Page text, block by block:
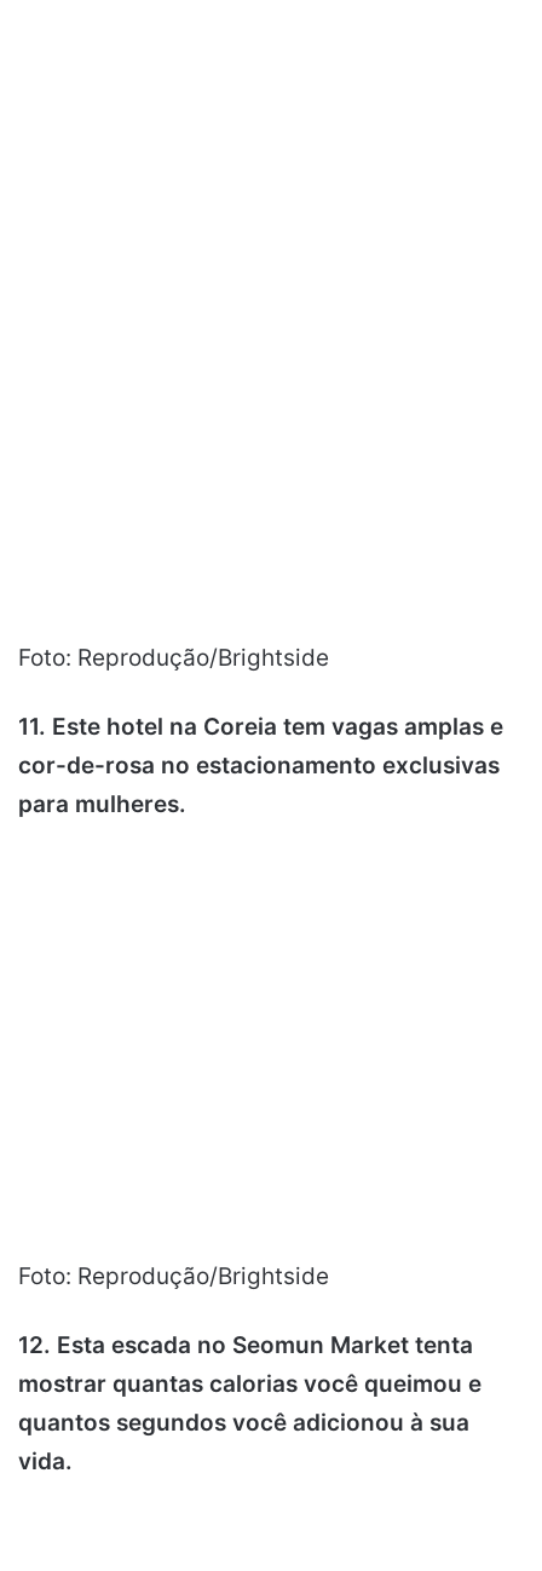
Foto: Reprodução/Brightside
11. Este hotel na Coreia tem vagas amplas e
cor-de-rosa no estacionamento exclusivas
para mulheres.
Foto: Reprodução/Brightside
12. Esta escada no Seomun Market tenta
mostrar quantas calorias você queimou e
quantos segundos você adicionou à sua
vida.